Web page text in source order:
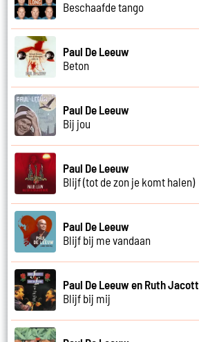
Beschaafde tango
Paul De Leeuw
Beton
Paul De Leeuw
Bij jou
Paul De Leeuw
Blijf (tot de zon je komt halen)
Paul De Leeuw
Blijf bij me vandaan
Paul De Leeuw en Ruth Jacott
Blijf bij mij